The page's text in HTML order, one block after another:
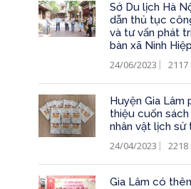
Sở Du lịch Hà
dẫn thủ tục
và tư vấn phát
bàn xã Ninh
24/06/2023
Huyện Gia Lâm
thiệu cuốn sách
nhân vật lịch sử
24/04/2023
Gia Lâm có